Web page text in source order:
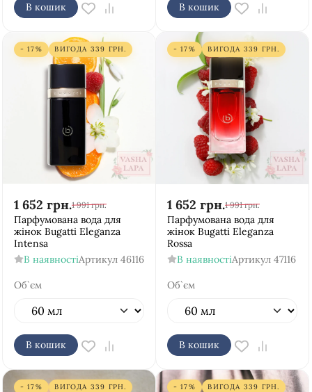
В кошик В кошик
- 17% ВИГОДА 339 ГРН.
1 652 грн.1 991 грн.
Парфумована вода для
жінок Bugatti Eleganza
Intensa
В наявностіАртикул 46116
Об`єм
В кошик
- 17% ВИГОДА 339 ГРН.
1 652 грн.1 991 грн.
Парфумована вода для
жінок Bugatti Eleganza
Rossa
В наявностіАртикул 47116
Об`єм
В кошик
- 17% ВИГОДА 339 ГРН. - 17% ВИГОДА 339 ГРН.